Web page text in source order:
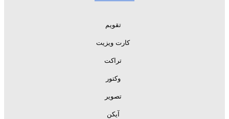
تقویم
کارت ویزیت
تراکت
وکتور
تصویر
آیکن